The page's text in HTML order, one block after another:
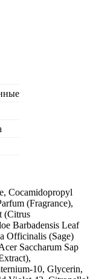
Cocamidopropyl
(Fragrance),
(Citrus
Barbadensis Leaf
Officinalis (Sage)
Saccharum Sap
10, Glycerin,